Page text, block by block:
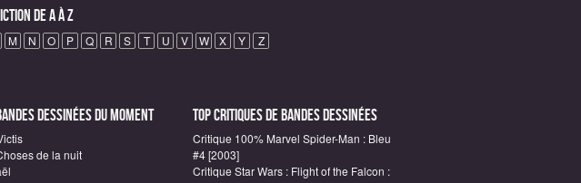
de A à Z
M N O P Q R S T U V W X Y Z
Dessinées du moment
de la nuit
Top critiques de Bandes Dessinées
Critique 100% Marvel Spider-Man : Bleu
#4 [2003]
Critique Star Wars : Flight of the Falcon :